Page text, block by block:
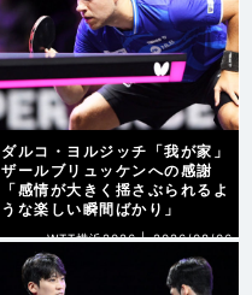
ダルコ・ヨルジッチ「我が家」
ザールブリュッケンへの感謝
「感情が大きく揺さぶられるよ
うな楽しい瞬間ばかり」
WTT横浜2026 | 2026/08/06